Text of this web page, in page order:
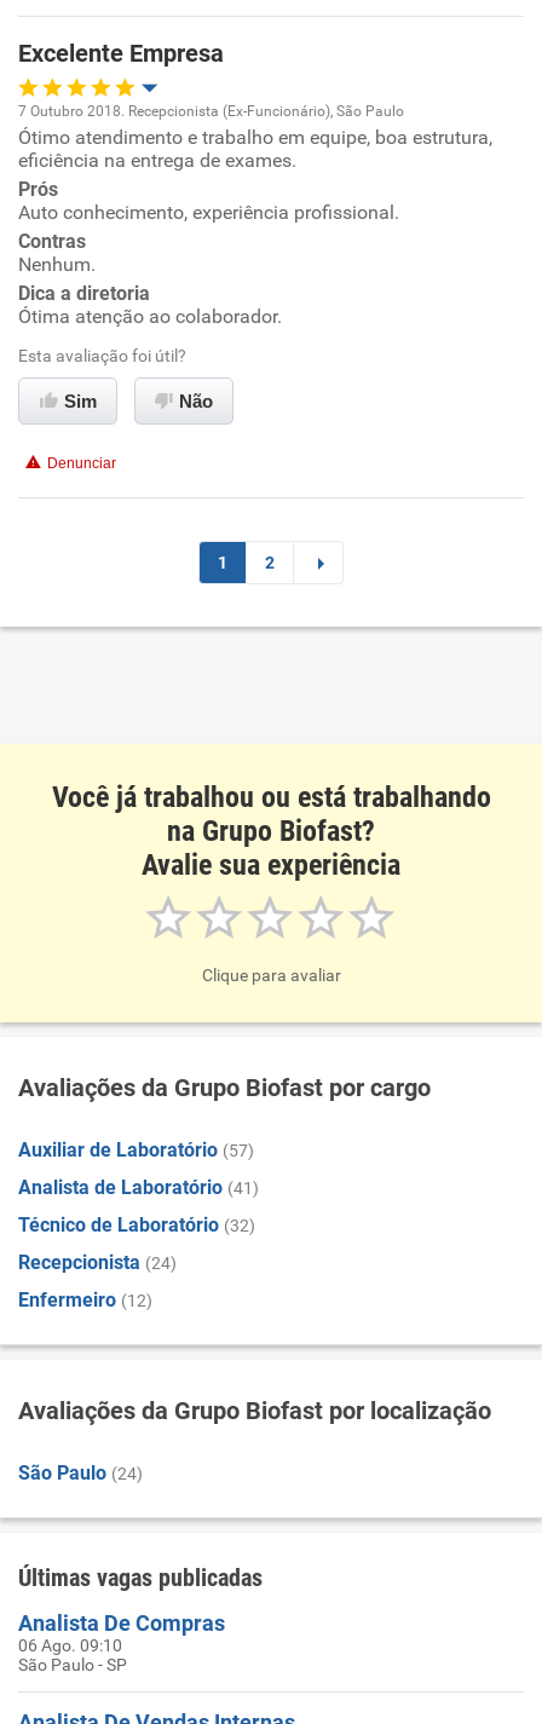
Excelente Empresa
Oportunidade de promoção
Ambiente de trabalho
Conciliação com a vida familiar
Benefícios
Recomenda esta empresa
Recomenda a diretoria
7 Outubro 2018. Recepcionista (Ex-Funcionário), São Paulo
Ótimo atendimento e trabalho em equipe, boa estrutura,
eficiência na entrega de exames.
Prós
Auto conhecimento, experiência profissional.
Contras
Nenhum.
Dica a diretoria
Ótima atenção ao colaborador.
Esta avaliação foi útil?
Sim Não
Denunciar
1 2
Você já trabalhou ou está trabalhando
na Grupo Biofast?
Avalie sua experiência
Clique para avaliar
Avaliações da Grupo Biofast por cargo
Auxiliar de Laboratório (57)
Analista de Laboratório (41)
Técnico de Laboratório (32)
Recepcionista (24)
Enfermeiro (12)
Avaliações da Grupo Biofast por localização
São Paulo (24)
Últimas vagas publicadas
Analista De Compras
06 Ago. 09:10
São Paulo - SP